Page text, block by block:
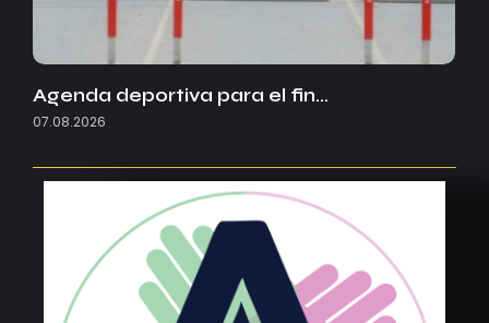
Agenda deportiva para el fin…
07.08.2026